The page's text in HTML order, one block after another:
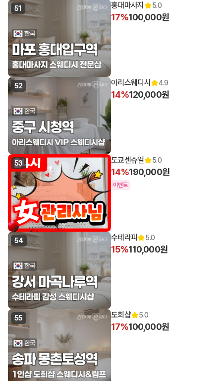
51 홍대마사지 5.0
17%100,000원
52 아리스웨디시 4.9
14%120,000원
53 도쿄센슈얼 5.0
14%190,000원
이벤트
54 수테라피 5.0
15%110,000원
55 도희샵 5.0
17%100,000원